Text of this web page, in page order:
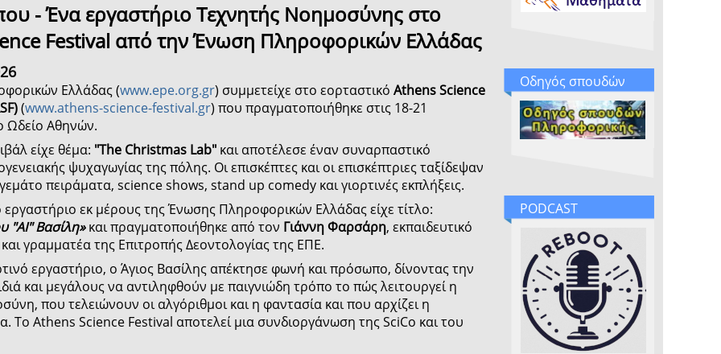
- Ένα εργαστήριο Τεχνητής Νοημοσύνης στο
Festival από την Ένωση Πληροφορικών Ελλάδας
Ελλάδας (www.epe.org.gr) συμμετείχε στο εορταστικό Athens Science
(www.athens-science-festival.gr) που πραγματοποιήθηκε στις 18-21
Ωδείο Αθηνών.
είχε θέμα: "The Christmas Lab" και αποτέλεσε έναν συναρπαστικό
ψυχαγωγίας της πόλης. Οι επισκέπτες και οι επισκέπτριες ταξίδεψαν
πειράματα, science shows, stand up comedy και γιορτινές εκπλήξεις.
εργαστήριο εκ μέρους της Ένωσης Πληροφορικών Ελλάδας είχε τίτλο:
"ΑΙ" Βασίλη»και πραγματοποιήθηκε από τον Γιάννη Φαρσάρη, εκπαιδευτικό
γραμματέα της Επιτροπής Δεοντολογίας της ΕΠΕ.
εργαστήριο, ο Άγιος Βασίλης απέκτησε φωνή και πρόσωπο, δίνοντας την
και μεγάλους να αντιληφθούν με παιγνιώδη τρόπο το πώς λειτουργεί η
που τελειώνουν οι αλγόριθμοι και η φαντασία και που αρχίζει η
Το Athens Science Festival αποτελεί μια συνδιοργάνωση της SciCo και του
Οδηγός σπουδών
PODCAST